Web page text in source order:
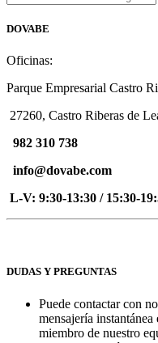
DOVABE
Oficinas:
Parque Empresarial Castro
27260, Castro Riberas de
982 310 738
info@dovabe.com
L-V: 9:30-13:30 / 15:30-
DUDAS Y PREGUNTAS
Puede contactar con
mensajería
miembro de nuestro